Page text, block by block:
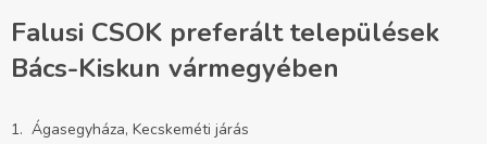
Falusi CSOK preferált települések
Bács-Kiskun vármegyében
1. Ágasegyháza, Kecskeméti járás